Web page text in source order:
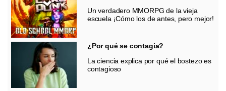
Un verdadero MMORPG de la vieja
escuela ¡Cómo los de antes, pero mejor!
¿Por qué se contagia?
La ciencia explica por qué el bostezo es
contagioso